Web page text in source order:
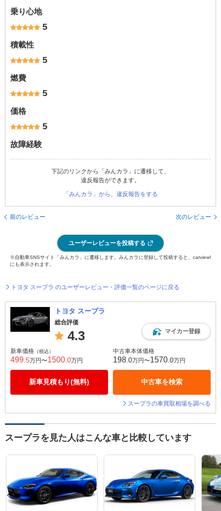
乗り心地
5
積載性
5
燃費
5
価格
5
故障経験
下記のリンクから「みんカラ」に遷移して、
違反報告ができます。
「みんカラ」から、違反報告をする
前のレビュー 次のレビュー
ユーザーレビューを投稿する
※自動車SNSサイト「みんカラ」に遷移します。みんカラに登録して投稿すると、carview!
にも表示されます。
トヨタ スープラ のユーザーレビュー・評価一覧のページに戻る
トヨタ スープラ
総合評価
4.3 マイカー登録
新車価格 （税込）
499 .5万円〜1500 .0万円
新車見積もり(無料)
中古車本体価格
198 .0万円〜1570 .0万円
中古車を検索
スープラの車買取相場を調べる
スープラを見た人はこんな車と比較しています